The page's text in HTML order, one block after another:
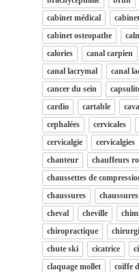
cabinet médical
cabinet osteopathe
calories
canal carpien
canal lacrymal
canal
cancer du sein
cardio
cartable
cephalées
cervicales
cervicalgie
cervicalgies
chanteur
chauffeurs
chaussettes de
chaussures
cheval
cheville
chiropractique
chute ski
cicatrice
claquage mollet
coiffe